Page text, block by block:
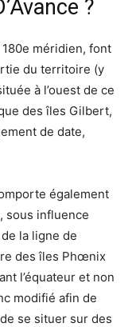
?
180e méridien, font
du territoire (y
à l’ouest de ce
des îles Gilbert,
de date,
également
sous influence
la ligne de
des îles Phœnix
l’équateur et non
modifié afin de
se situer sur des